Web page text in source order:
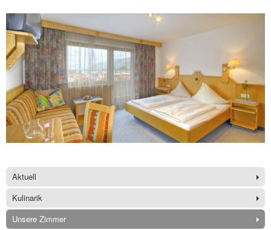
Aktuell
Kulinarik
Unsere Zimmer